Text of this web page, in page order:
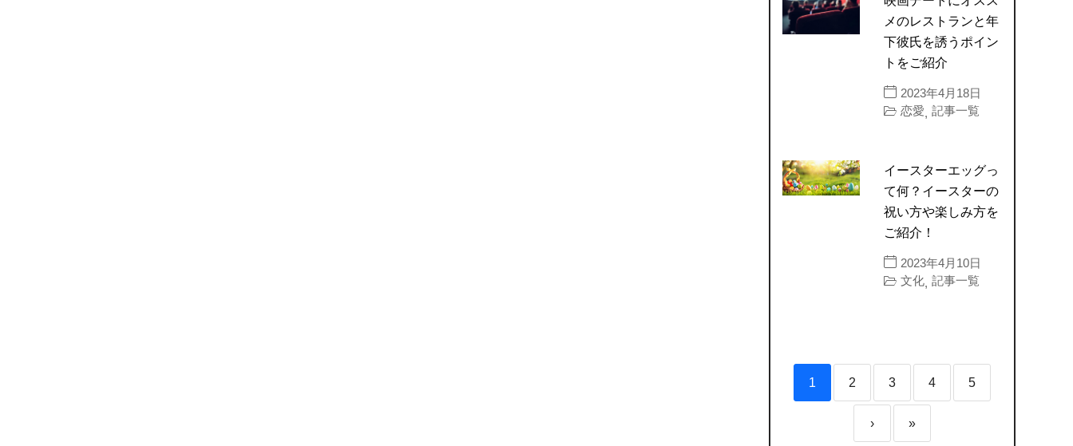
メのレストランと年
下彼氏を誘うポイン
トをご紹介
2023年4月18日
恋愛, 記事一覧
イースターエッグっ
て何？イースターの
祝い方や楽しみ方を
ご紹介！
2023年4月10日
文化, 記事一覧
1 2 3 4 5
› »